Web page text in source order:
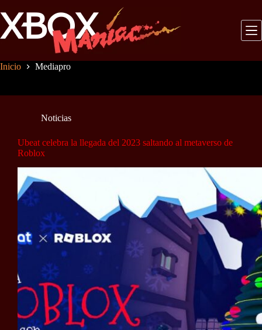
al
contenido
Inicio Mediapro
Noticias
Ubeat celebra la llegada del 2023 saltando al metaverso de
Roblox